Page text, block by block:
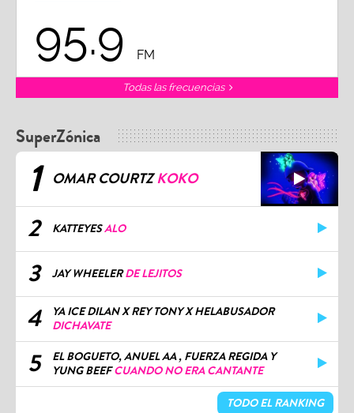
95.9 FM
Todas las frecuencias
SuperZónica
1 OMAR COURTZKOKO
2 KATTEYESALO
3 JAY WHEELERDE LEJITOS
4
YA ICE DILAN X REY TONY X HELABUSADOR
DICHAVATE
5
EL BOGUETO, ANUEL AA , FUERZA REGIDA Y
YUNG BEEFCUANDO NO ERA CANTANTE
TODO EL RANKING